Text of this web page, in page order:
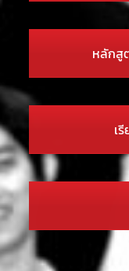
หลักสู
เ